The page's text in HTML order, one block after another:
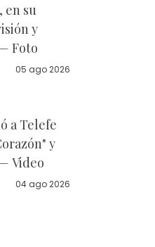
en su
y
Foto
05 ago 2026
a Telefe
y
Video
04 ago 2026